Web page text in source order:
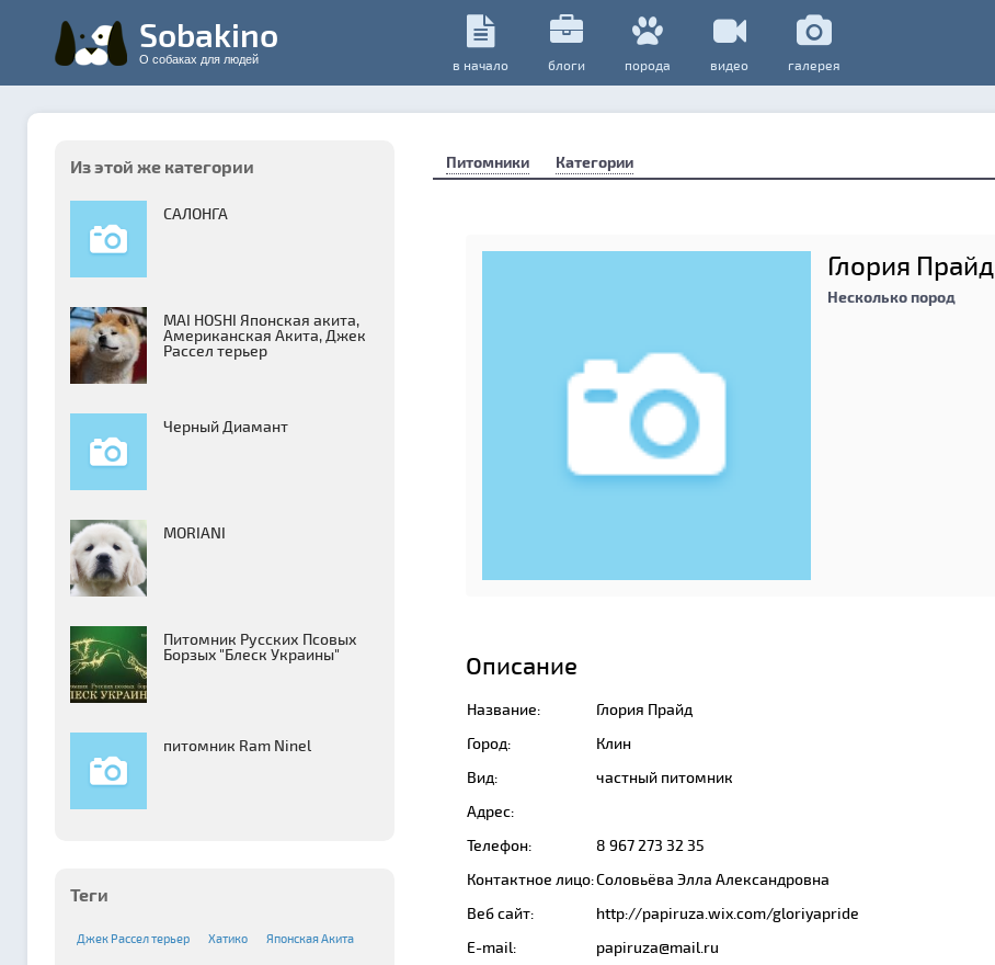
Sobakino
О собаках для людей в начало блоги порода видео галерея
Из этой же категории
САЛОНГА
MAI HOSHI Японская акита,
Американская Акита, Джек
Рассел терьер
Черный Диамант
MORIANI
Питомник Русских Псовых
Борзыx "Блеск Украины"
питомник Ram Ninel
Теги
Джек Рассел терьер Хатико Японская Акита
Питомники Категории
Глория Прайд
Несколько пород
Описание
Название:
Глория Прайд
Город:
Клин
Вид:
частный питомник
Адрес:
Телефон:
8 967 273 32 35
Контактное лицо:Соловьёва Элла Александровна
Веб сайт:
http://papiruza.wix.com/gloriyapride
E-mail:
papiruza@mail.ru